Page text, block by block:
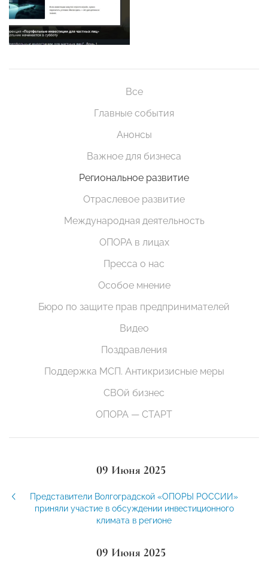
Все
Главные события
Анонсы
Важное для бизнеса
Региональное развитие
Отраслевое развитие
Международная деятельность
ОПОРА в лицах
Пресса о нас
Особое мнение
Бюро по защите прав предпринимателей
Видео
Поздравления
Поддержка МСП. Антикризисные меры
СВОй бизнес
ОПОРА — СТАРТ
09 Июня 2025
Представители Волгоградской «ОПОРЫ РОССИИ»
приняли участие в обсуждении инвестиционного
климата в регионе
09 Июня 2025